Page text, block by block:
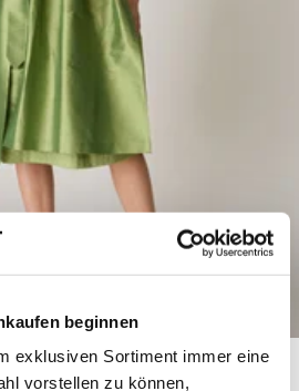
beginnen
exklusiven Sortiment immer eine
vorstellen zu können,
- EWELINA MATCHA